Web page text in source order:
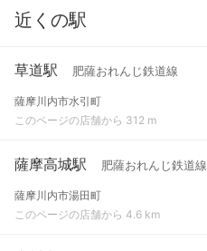
近くの駅
草道駅 肥薩おれんじ鉄道線
薩摩川内市水引町
このページの店舗から 312 m
薩摩高城駅 肥薩おれんじ鉄道線
薩摩川内市湯田町
このページの店舗から 4.6 km